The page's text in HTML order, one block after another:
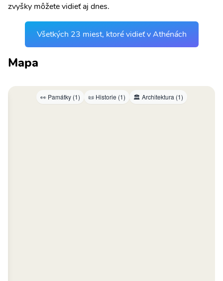
zvyšky môžete vidieť aj dnes.
Všetkých 23 miest, ktoré vidieť v Athénách
Mapa
👀 Památky (1) 📜 Historie (1) 🏛️ Architektura (1)